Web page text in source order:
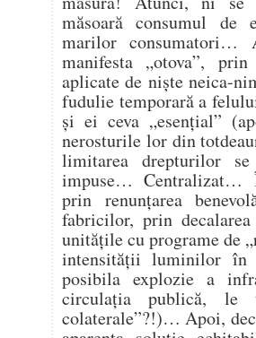
măsoară consumul de
marilor consumatori…
manifesta „otova”,
aplicate de niște neica-
fudulie temporară a
și ei ceva „esențial”
nerosturile lor din
limitarea drepturilor
impuse… Centralizat…
prin renunțarea
fabricilor, prin
unitățile cu programe de
intensității luminilor în
posibila explozie a
circulația publică, le
colaterale”?!)… Apoi,